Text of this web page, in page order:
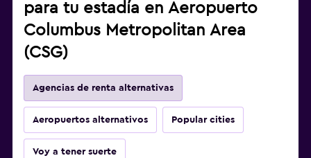
para tu estadía en Aeropuerto
Columbus Metropolitan Area
(CSG)
Agencias de renta alternativas
Aeropuertos alternativos Popular cities
Voy a tener suerte